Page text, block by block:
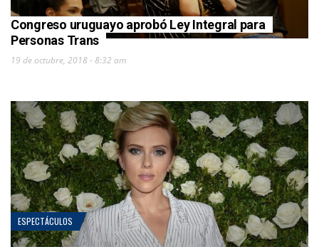
Congreso uruguayo aprobó Ley Integral para
Personas Trans
19 de octubre, 2018 - 8:32 am
ESPECTÁCULOS